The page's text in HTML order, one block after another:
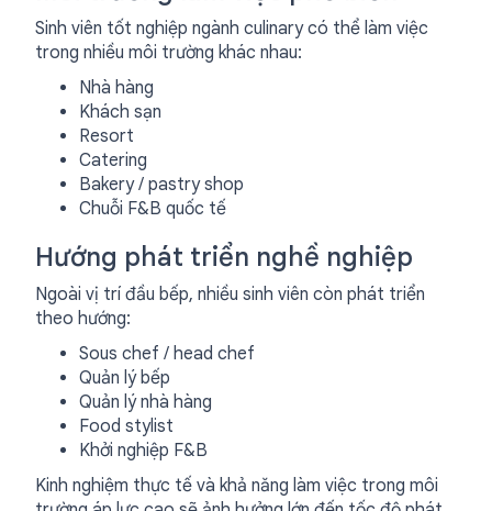
Sinh viên tốt nghiệp ngành culinary có thể làm việc
trong nhiều môi trường khác nhau:
Nhà hàng
Khách sạn
Resort
Catering
Bakery / pastry shop
Chuỗi F&B quốc tế
Hướng phát triển nghề nghiệp
Ngoài vị trí đầu bếp, nhiều sinh viên còn phát triển
theo hướng:
Sous chef / head chef
Quản lý bếp
Quản lý nhà hàng
Food stylist
Khởi nghiệp F&B
Kinh nghiệm thực tế và khả năng làm việc trong môi